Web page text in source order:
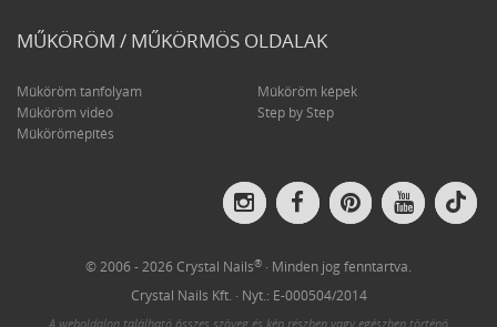
MŰKÖRÖM / MŰKÖRMÖS OLDALAK
Műköröm tanfolyam
Műköröm képek
Műköröm videó
Step by Step
Műkörömépítés
Crystal
Nails
Instagram
Crystal
Nails
Facebook
Crystal
Nails
Pinterest
Crystal
Nails
© 2006 - 2026 Crystal Nails® · Minden jog fenntartva.
Crystal Nails Kft. · Nyt.: E-000504/2014
A weboldalon található összes szöveg és kép részben vagy egészben történő